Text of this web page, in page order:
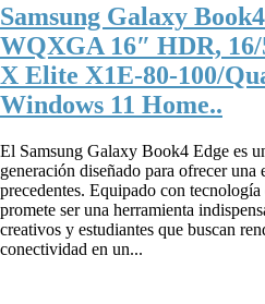
Samsung Galaxy
WQXGA 16″ HDR,
X Elite X1E-80-100/
Windows 11 Home..
El Samsung Galaxy Book4 Edge es
generación diseñado para ofrecer
precedentes. Equipado con
promete ser una herramienta
creativos y estudiantes que buscan
conectividad en un...